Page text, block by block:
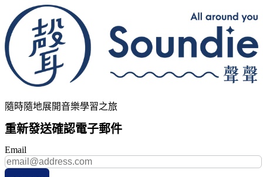
隨時隨地展開音樂學習之旅
重新發送確認電子郵件
Email